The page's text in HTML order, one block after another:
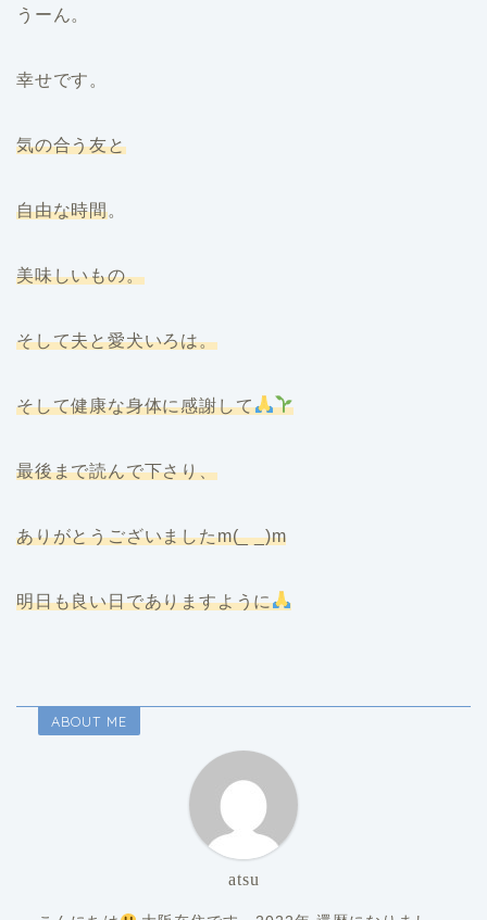
うーん。
幸せです。
気の合う友と
自由な時間。
美味しいもの。
そして夫と愛犬いろは。
そして健康な身体に感謝して
最後まで読んで下さり、
ありがとうございましたm(_ _)m
明日も良い日でありますように
ABOUT ME
atsu